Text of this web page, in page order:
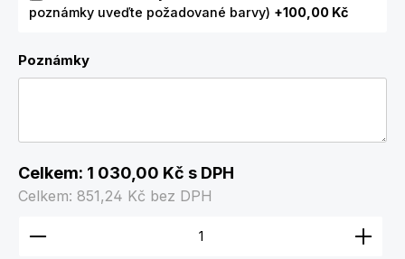
poznámky uveďte požadované barvy) +100,00 Kč
Poznámky
Celkem: 1 030,00 Kč s DPH
Celkem: 851,24 Kč bez DPH
Množství produktu: Zadejte požadované